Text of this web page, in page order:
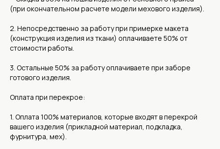
(при окончательном расчете модели мехового изделия).
2. Непосредственно за работу при примерке макета
(конструкция изделия из ткани) оплачиваете 50% от
стоимости работы.
3. Остальные 50% за работу оплачиваете при заборе
готового изделия.
Оплата при перекрое:
1. Оплата 100% материалов, которые входят в перекрой
вашего изделия (прикладной материал, подкладка,
фурнитура, мех).